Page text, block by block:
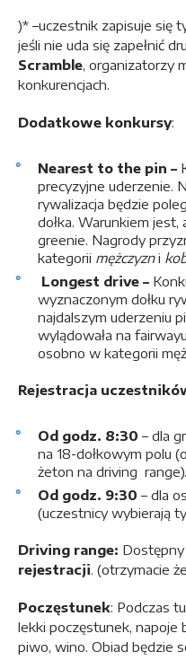
)* –uczestnik zapisuje się
jeśli nie uda się zapełnić
Scramble , organizatorzy
konkurencjach.
Dodatkowe konkursy
Nearest to the pin –
precyzyjne uderzenie.
rywalizacja będzie
dołka. Warunkiem jest,
greenie. Nagrody
kategorii mężczyzni
Longest drive –
wyznaczonym dołku
najdalszym uderzeniu
wylądowała na
osobno w kategorii
Rejestracja
Od godz. 8:30 – dla
na 18-dołkowym polu
żeton na driving range).
Od godz. 9:30 – dla
(uczestnicy wybierają
Driving range:
rejestracji . (otrzymacie
Poczęstunek: Podczas
lekki poczęstunek, napoje
piwo, wino. Obiad będzie